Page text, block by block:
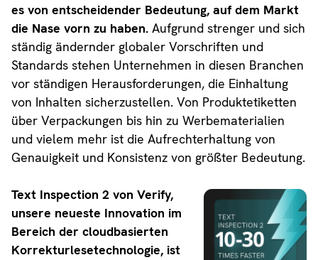
es von entscheidender Bedeutung, auf dem Markt
die Nase vorn zu haben.Aufgrund strenger und sich
ständig ändernder globaler Vorschriften und
Standards stehen Unternehmen in diesen Branchen
vor ständigen Herausforderungen, die Einhaltung
von Inhalten sicherzustellen. Von Produktetiketten
über Verpackungen bis hin zu Werbematerialien
und vielem mehr ist die Aufrechterhaltung von
Genauigkeit und Konsistenz von größter Bedeutung.
Text Inspection 2 von Verify,
unsere neueste Innovation im
Bereich der cloudbasierten
Korrekturlesetechnologie, ist